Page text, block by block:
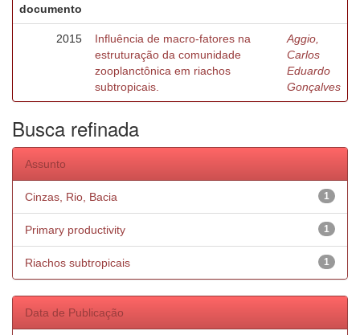
documento
2015
Influência de macro-fatores na
estruturação da comunidade
zooplanctônica em riachos
subtropicais.
Aggio,
Carlos
Eduardo
Gonçalves
Busca refinada
Assunto
1
Cinzas, Rio, Bacia
1
Primary productivity
1
Riachos subtropicais
Data de Publicação